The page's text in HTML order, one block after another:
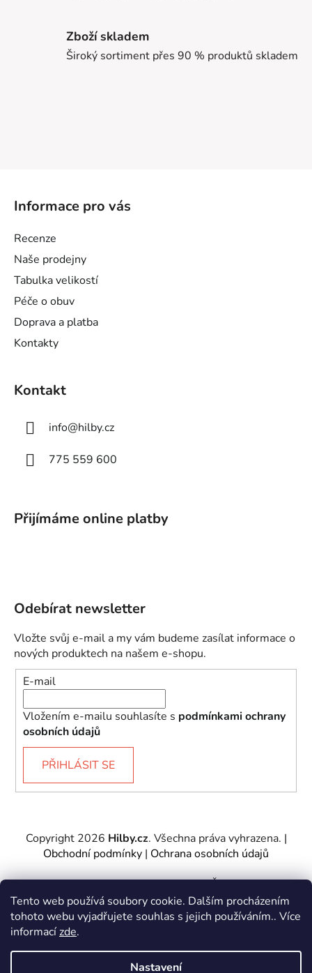
Tento web používá soubory cookie. Dalším procházením
tohoto webu vyjadřujete souhlas s jejich používáním.. Více
informacízde.
Nastavení
Zboží skladem
Široký sortiment přes 90 % produktů skladem
Informace pro vás
Recenze
Naše prodejny
Tabulka velikostí
Péče o obuv
Doprava a platba
Kontakty
Kontakt
info@hilby.cz
775 559 600
Přijímáme online platby
Odebírat newsletter
Vložte svůj e-mail a my vám budeme zasílat informace o
nových produktech na našem e-shopu.
E-mail
Vložením e-mailu souhlasíte s podmínkami ochrany
osobních údajů
PŘIHLÁSIT SE
Copyright 2026 Hilby.cz. Všechna práva vyhrazena. |
Obchodní podmínky | Ochrana osobních údajů
Provozovatel e-shopu: Hilby CZ s.r.o., IČ: 27467317, se
sídlem Soukenická 2082/7,11000 Praha 1 – Nové
Město.
Společnost je zapsána u Městského soudu v Praze -